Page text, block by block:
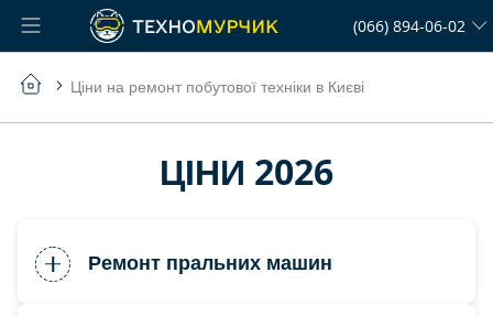
Skip
(066) 894-06-02
Ціни на ремонт побутової техніки в Києві
ЦІНИ 2026
Ремонт пральних машин